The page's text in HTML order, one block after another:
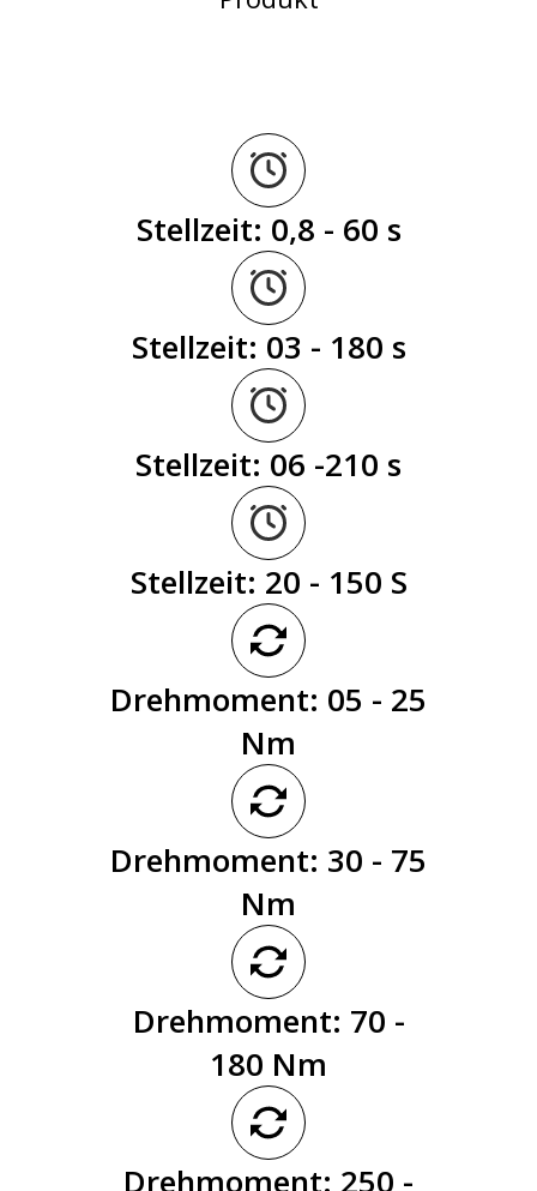
Stellzeit: 0,8 - 60 s
Stellzeit: 03 - 180 s
Stellzeit: 06 -210 s
Stellzeit: 20 - 150 S
Drehmoment: 05 - 25
Nm
Drehmoment: 30 - 75
Nm
Drehmoment: 70 -
180 Nm
Drehmoment: 250 -